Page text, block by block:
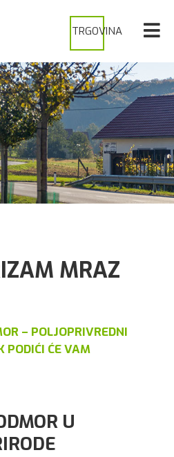
TRGOVINA
MRAZ
– POLJOPRIVREDNI
PODIĆI ĆE VAM
U